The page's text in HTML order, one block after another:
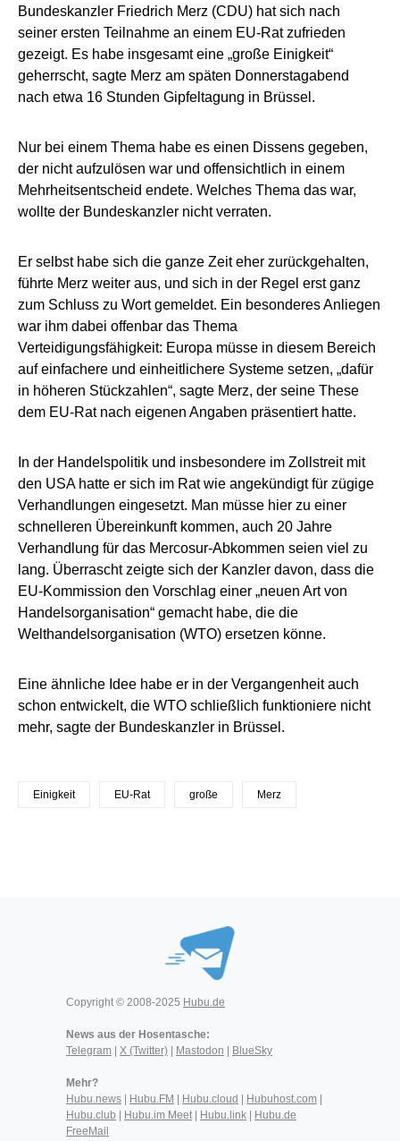
Bundeskanzler Friedrich Merz (CDU) hat sich nach
seiner ersten Teilnahme an einem EU-Rat zufrieden
gezeigt. Es habe insgesamt eine „große Einigkeit“
geherrscht, sagte Merz am späten Donnerstagabend
nach etwa 16 Stunden Gipfeltagung in Brüssel.
Nur bei einem Thema habe es einen Dissens gegeben,
der nicht aufzulösen war und offensichtlich in einem
Mehrheitsentscheid endete. Welches Thema das war,
wollte der Bundeskanzler nicht verraten.
Er selbst habe sich die ganze Zeit eher zurückgehalten,
führte Merz weiter aus, und sich in der Regel erst ganz
zum Schluss zu Wort gemeldet. Ein besonderes Anliegen
war ihm dabei offenbar das Thema
Verteidigungsfähigkeit: Europa müsse in diesem Bereich
auf einfachere und einheitlichere Systeme setzen, „dafür
in höheren Stückzahlen“, sagte Merz, der seine These
dem EU-Rat nach eigenen Angaben präsentiert hatte.
In der Handelspolitik und insbesondere im Zollstreit mit
den USA hatte er sich im Rat wie angekündigt für zügige
Verhandlungen eingesetzt. Man müsse hier zu einer
schnelleren Übereinkunft kommen, auch 20 Jahre
Verhandlung für das Mercosur-Abkommen seien viel zu
lang. Überrascht zeigte sich der Kanzler davon, dass die
EU-Kommission den Vorschlag einer „neuen Art von
Handelsorganisation“ gemacht habe, die die
Welthandelsorganisation (WTO) ersetzen könne.
Eine ähnliche Idee habe er in der Vergangenheit auch
schon entwickelt, die WTO schließlich funktioniere nicht
mehr, sagte der Bundeskanzler in Brüssel.
Einigkeit EU-Rat große Merz
Copyright © 2008-2025 Hubu.de
News aus der Hosentasche:
Telegram
X (Twitter) Mastodon BlueSky
Mehr?
Hubu.news
Hubu.FM Hubu.cloud Hubuhost.com
Hubu.club
Hubu.im Meet| Hubu.link
Hubu.de
FreeMail